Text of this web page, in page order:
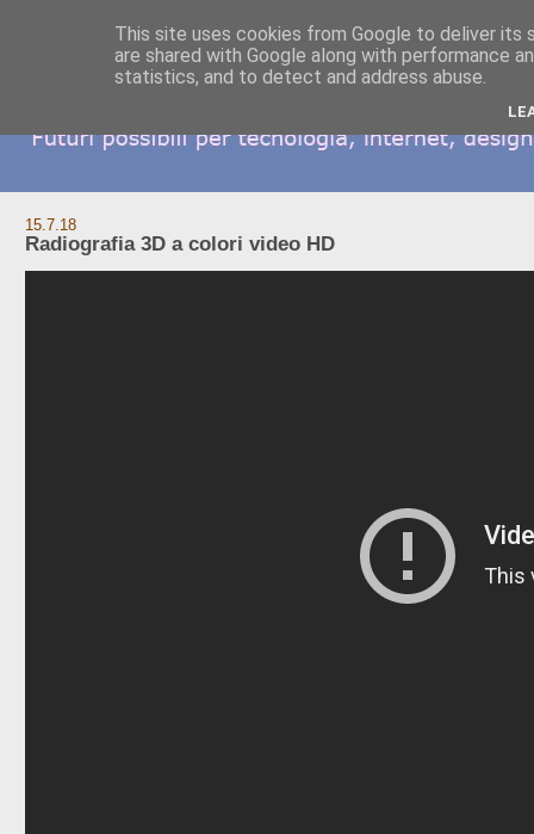
15.7.18
Radiografia 3D a colori video HD
This site uses cookies from Google to deliver its
are shared with Google along with performance
statistics, and to detect and address abuse.